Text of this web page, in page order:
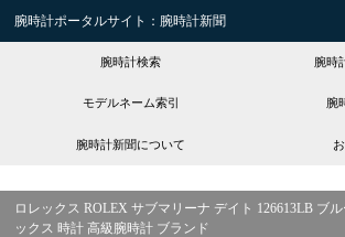
腕時計ポータルサイト：腕時計新聞
腕時計検索 腕時
モデルネーム索引 腕
腕時計新聞について
ロレックス ROLEX サブマリーナ デイト 126613LB ブ
ックス 時計 高級腕時計 ブランド